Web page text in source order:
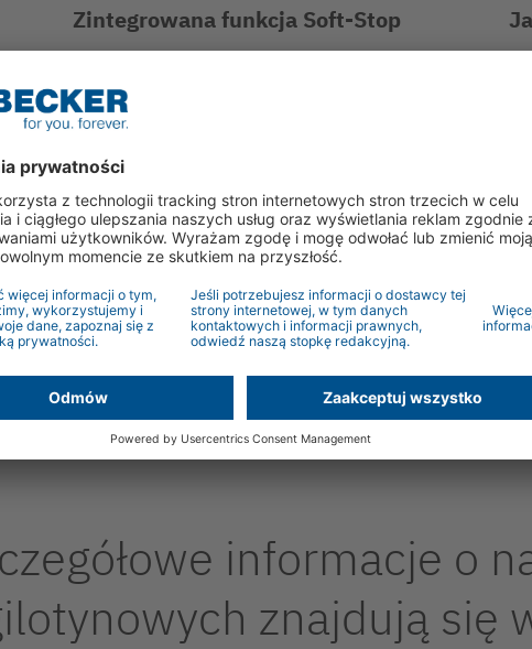
Zintegrowana funkcja Soft-Stop
systemu okien gilotynowych, umożliwia
pewne zamykanie okien bez powstawania
szczelin lub utraty szczelności podczas
intensywnych opadów. Jednocześnie
zapewniona jest ochrona systemu, ponieważ
funkcja Soft-Touch maksymalnie ogranicza
siły zamykania. Siłę zamykania można
ustawiać dwustopniowo w miejscu montażu.
informacje o
znajdują się